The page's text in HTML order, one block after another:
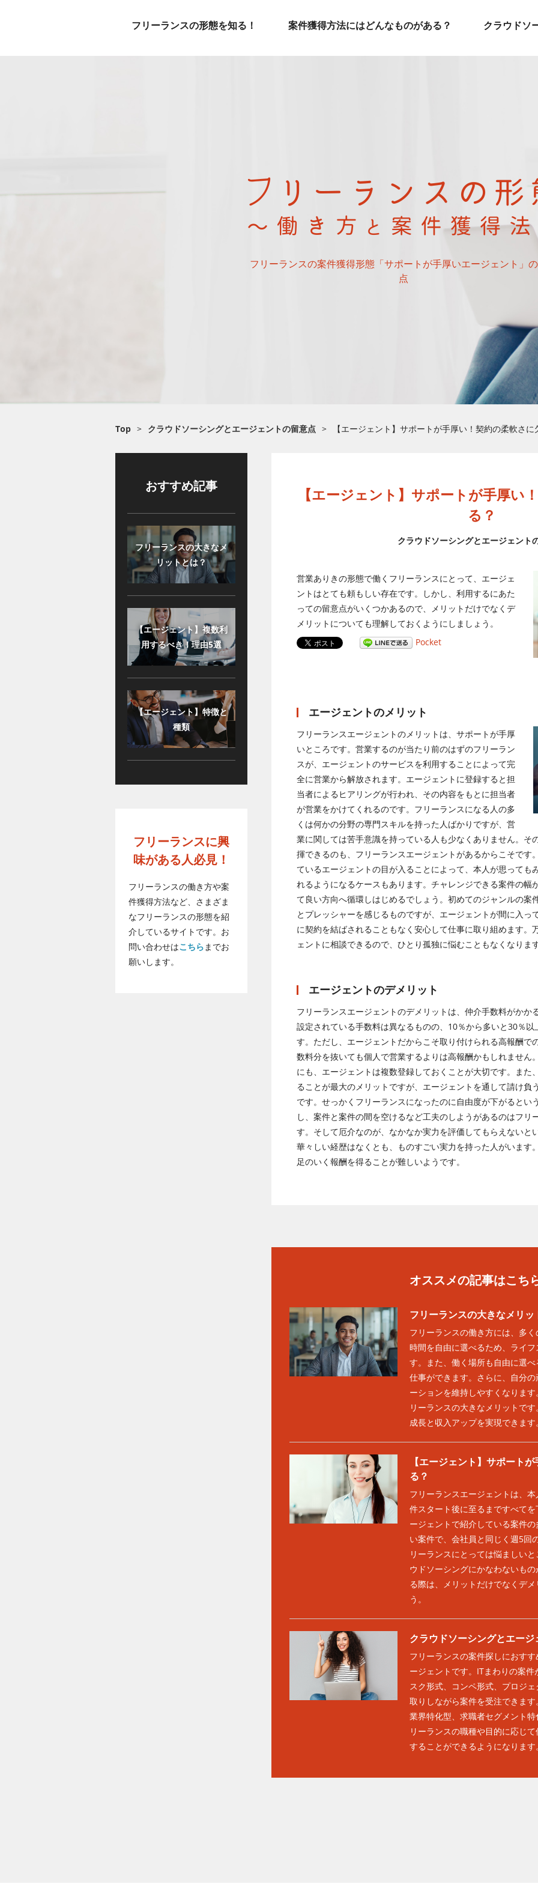
フリーランスの形態を知る！ 案件獲得方法にはどんなものがある？ クラウドソ
フリーランスの案件獲得形態「サポートが手厚いエージェント」
点
Top > クラウドソーシングとエージェントの留意点 > 【エージェント】サポートが手厚い！契約の柔軟さに
【エージェント】サポートが手厚い
る？
クラウドソーシングとエージェント
営業ありきの形態で働くフリーランスにとって、エージェ
ントはとても頼もしい存在です。しかし、利用するにあた
っての留意点がいくつかあるので、メリットだけでなくデ
メリットについても理解しておくようにしましょう。
Pocket
エージェントのメリット
フリーランスエージェントのメリットは、サポートが手厚
いところです。営業するのが当たり前のはずのフリーラン
スが、エージェントのサービスを利用することによって完
全に営業から解放されます。エージェントに登録すると担
当者によるヒアリングが行われ、その内容をもとに担当者
が営業をかけてくれるのです。フリーランスになる人の多
くは何かの分野の専門スキルを持った人ばかりですが、営
業に関しては苦手意識を持っている人も少なくありません。そ
揮できるのも、フリーランスエージェントがあるからこそです
ているエージェントの目が入ることによって、本人が思っても
れるようになるケースもあります。チャレンジできる案件の幅
て良い方向へ循環しはじめるでしょう。初めてのジャンルの案
とプレッシャーを感じるものですが、エージェントが間に入っ
に契約を結ばされることもなく安心して仕事に取り組めます。
ェントに相談できるので、ひとり孤独に悩むこともなくなりま
エージェントのデメリット
フリーランスエージェントのデメリットは、仲介手数料がかか
設定されている手数料は異なるものの、10％から多いと30％
す。ただし、エージェントだからこそ取り付けられる高報酬で
数料分を抜いても個人で営業するよりは高報酬かもしれません
にも、エージェントは複数登録しておくことが大切です。また
ることが最大のメリットですが、エージェントを通して請け負
です。せっかくフリーランスになったのに自由度が下がるとい
し、案件と案件の間を空けるなど工夫のしようがあるのはフリ
す。そして厄介なのが、なかなか実力を評価してもらえないと
華々しい経歴はなくとも、ものすごい実力を持った人がいます
足のいく報酬を得ることが難しいようです。
オススメの記事はこち
フリーランスの大きなメリッ
フリーランスの働き方には、多
時間を自由に選べるため、ライ
す。また、働く場所も自由に選
仕事ができます。さらに、自分
ーションを維持しやすくなりま
リーランスの大きなメリットで
成長と収入アップを実現できます
【エージェント】サポート
る？
フリーランスエージェントは、
件スタート後に至るまですべて
ージェントで紹介している案件
い案件で、会社員と同じく週5回
リーランスにとっては悩ましい
ウドソーシングにかなわないも
る際は、メリットだけでなくデ
う。
クラウドソーシングとエー
フリーランスの案件探しにおす
ージェントです。ITまわりの案
スク形式、コンペ形式、プロジ
取りしながら案件を受注できま
業界特化型、求職者セグメント
リーランスの職種や目的に応じ
することができるようになります
おすすめ記事
フリーランスの大きなメ
リットとは？
【エージェント】複数利
用するべき！理由5選
【エージェント】特徴と
種類
フリーランスに興
味がある人必見！
フリーランスの働き方や案
件獲得方法など、さまざま
なフリーランスの形態を紹
介しているサイトです。お
問い合わせはこちらまでお
願いします。